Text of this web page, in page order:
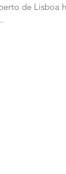
de Lisboa